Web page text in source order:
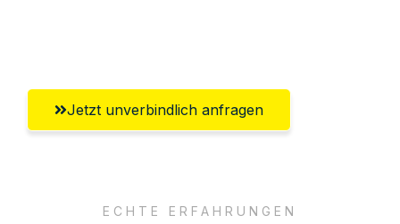
Jetzt unverbindlich anfragen
ECHTE ERFAHRUNGEN